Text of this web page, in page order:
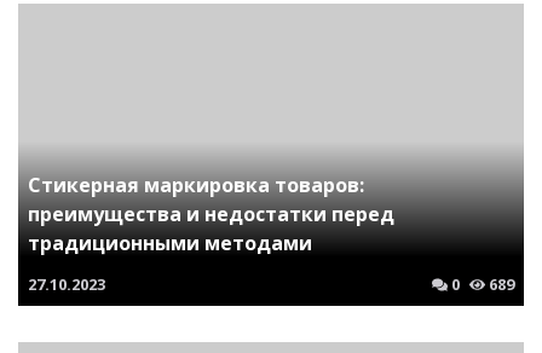
Стикерная маркировка товаров:
преимущества и недостатки перед
традиционными методами
27.10.2023 0 689